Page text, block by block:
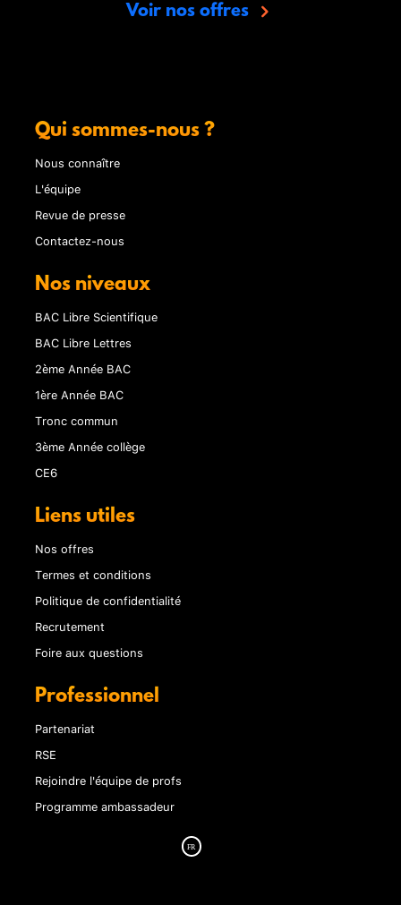
Voir nos offres
Qui sommes-nous ?
Nous connaître
L'équipe
Revue de presse
Contactez-nous
Nos niveaux
BAC Libre Scientifique
BAC Libre Lettres
2ème Année BAC
1ère Année BAC
Tronc commun
3ème Année collège
CE6
Liens utiles
Nos offres
Termes et conditions
Politique de confidentialité
Recrutement
Foire aux questions
Professionnel
Partenariat
RSE
Rejoindre l'équipe de profs
Programme ambassadeur